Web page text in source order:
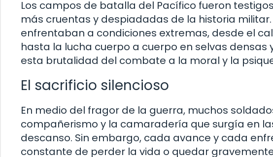
Los campos de batalla del Pacífico fueron
más cruentas y despiadadas de la historia
enfrentaban a condiciones extremas, desde el
hasta la lucha cuerpo a cuerpo en selvas
esta brutalidad del combate a la moral y la
El sacrificio silencioso
En medio del fragor de la guerra, muchos
compañerismo y la camaradería que surgía en
descanso. Sin embargo, cada avance y cada
constante de perder la vida o quedar